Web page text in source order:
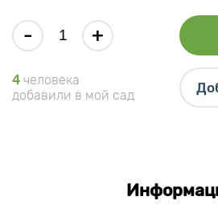
- +
4 человека
добавили в мой сад